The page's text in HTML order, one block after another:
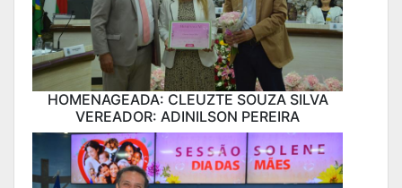
HOMENAGEADA: CLEUZTE SOUZA SILVA
VEREADOR: ADINILSON PEREIRA